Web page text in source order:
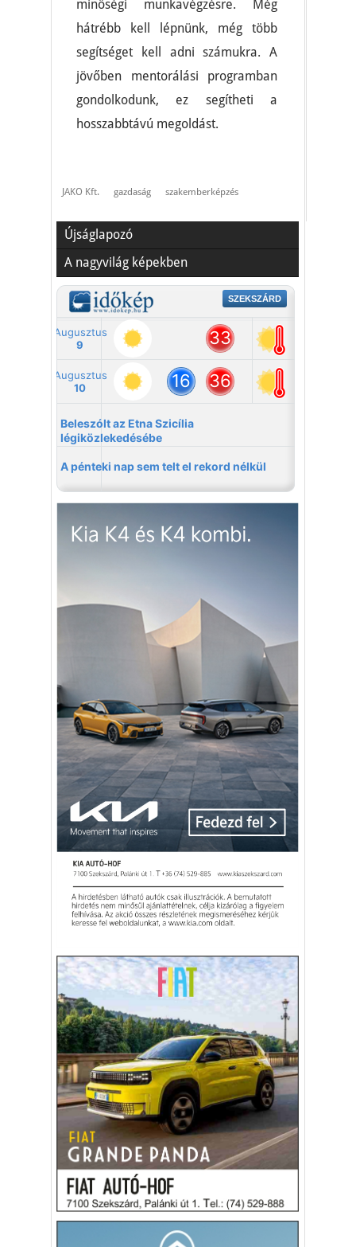
minőségi munkavégzésre. Még
hátrébb kell lépnünk, még több
segítséget kell adni számukra. A
jövőben mentorálási programban
gondolkodunk, ez segítheti a
hosszabbtávú megoldást.
JAKO Kft. gazdaság szakemberképzés
Újságlapozó
A nagyvilág képekben